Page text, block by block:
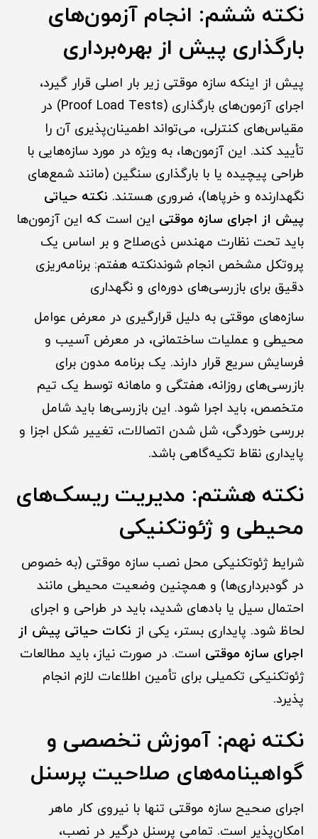
نکته ششم: انجام آزمون‌های
بارگذاری پیش از بهره‌برداری
پیش از اینکه سازه موقتی زیر بار اصلی قرار گیرد،
اجرای آزمون‌های بارگذاری (Proof Load Tests) در
مقیاس‌های کنترلی، می‌تواند اطمینان‌پذیری آن را
تأیید کند. این آزمون‌ها، به ویژه در مورد سازه‌هایی با
طراحی پیچیده یا با بارگذاری سنگین (مانند شمع‌های
نگهدارنده و خرپاها)، ضروری هستند. نکته حیاتی
پیش از اجرای سازه موقتی این است که این آزمون‌ها
باید تحت نظارت مهندس ذی‌صلاح و بر اساس یک
پروتکل مشخص انجام شوندنکته هفتم: برنامه‌ریزی
دقیق برای بازرسی‌های دوره‌ای و نگهداری
سازه‌های موقتی به دلیل قرارگیری در معرض عوامل
محیطی و عملیات ساختمانی، در معرض آسیب و
فرسایش سریع قرار دارند. یک برنامه مدون برای
بازرسی‌های روزانه، هفتگی و ماهانه توسط یک تیم
متخصص، باید اجرا شود. این بازرسی‌ها باید شامل
بررسی خوردگی، شل شدن اتصالات، تغییر شکل اجزا و
پایداری نقاط تکیه‌گاهی باشد.
نکته هشتم: مدیریت ریسک‌های
محیطی و ژئوتکنیکی
شرایط ژئوتکنیکی محل نصب سازه موقتی (به خصوص
در گودبرداری‌ها) و همچنین وضعیت محیطی مانند
احتمال سیل یا بادهای شدید، باید در طراحی و اجرای
لحاظ شود. پایداری بستر، یکی از نکات حیاتی پیش از
اجرای سازه موقتی است. در صورت نیاز، باید مطالعات
ژئوتکنیکی تکمیلی برای تأمین اطلاعات لازم انجام
پذیرد.
نکته نهم: آموزش تخصصی و
گواهینامه‌های صلاحیت پرسنل
اجرای صحیح سازه موقتی تنها با نیروی کار ماهر
امکان‌پذیر است. تمامی پرسنل درگیر در نصب،